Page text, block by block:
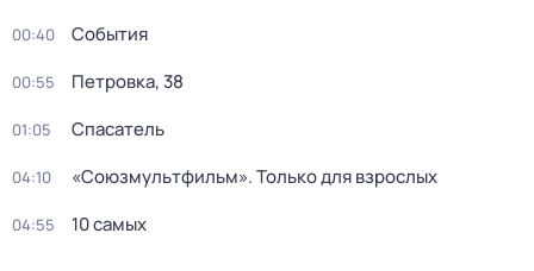
00:40 События
00:55 Петровка, 38
01:05 Спасатель
04:10 «Союзмультфильм». Только для взрослых
04:55 10 самых